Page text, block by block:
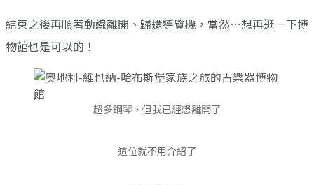
結束之後再順著動線離開、歸還導覽機，當然…想再逛一下博
物館也是可以的！
超多鋼琴，但我已經想離開了
這位就不用介紹了